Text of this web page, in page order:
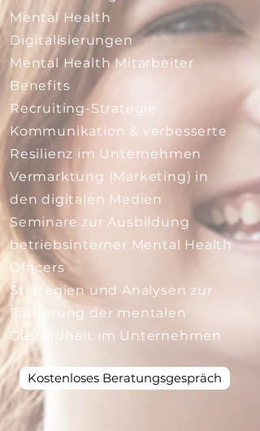
Mental Health
Digitalisierungen
Mental Health Mitarbeiter
Benefits
Recruiting-Strategie
Kommunikation & verbesserte
Resilienz im Unternehmen
Vermarktung (Marketing) in
den digitalen Medien
Seminare zur Ausbildung
betriebsinterner Mental Health
Officers
​Strategien und Analysen zur
Förderung der mentalen
Gesundheit im Unternehmen
Kostenloses Beratungsgespräch